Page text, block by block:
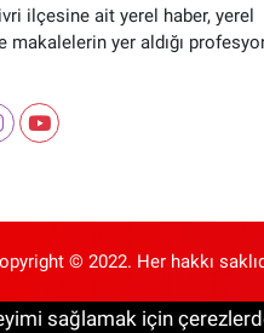
ilçesine ait yerel haber, yerel
makalelerin yer aldığı
© 2022. Her hakkı
sağlamak için